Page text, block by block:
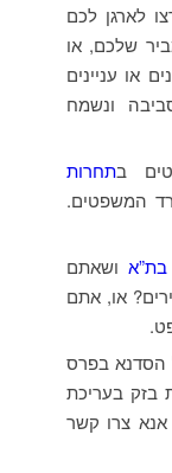
לארגן לכם
שלכם, או
או עניינים
ונשמח
בתחרות
המשפטים.
ושאתם
או, אתם
הסדנא בפרס
בזק בעריכת
אנא צרו קשר